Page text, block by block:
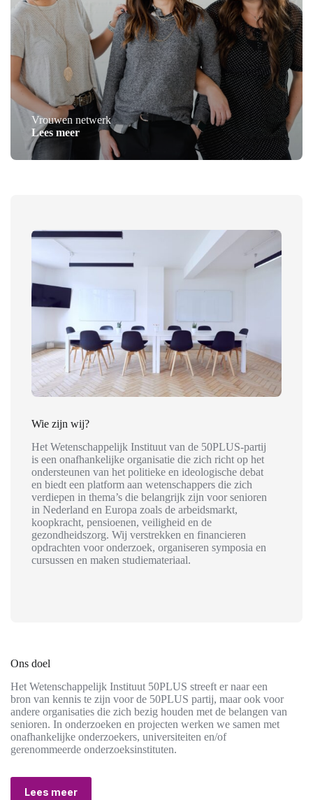
Vrouwen netwerk
Lees meer
Wie zijn wij?
Het Wetenschappelijk Instituut van de 50PLUS-partij
is een onafhankelijke organisatie die zich richt op het
ondersteunen van het politieke en ideologische debat
en biedt een platform aan wetenschappers die zich
verdiepen in thema’s die belangrijk zijn voor senioren
in Nederland en Europa zoals de arbeidsmarkt,
koopkracht, pensioenen, veiligheid en de
gezondheidszorg. Wij verstrekken en financieren
opdrachten voor onderzoek, organiseren symposia en
cursussen en maken studiemateriaal.
Ons doel
Het Wetenschappelijk Instituut 50PLUS streeft er naar een
bron van kennis te zijn voor de 50PLUS partij, maar ook voor
andere organisaties die zich bezig houden met de belangen van
senioren. In onderzoeken en projecten werken we samen met
onafhankelijke onderzoekers, universiteiten en/of
gerenommeerde onderzoeksinstituten.
Lees meer